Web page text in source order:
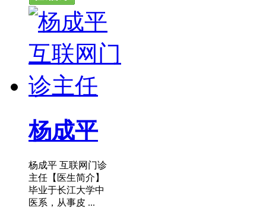
杨成平
杨成平 互联网门诊
主任【医生简介】
毕业于长江大学中
医系，从事皮 ...